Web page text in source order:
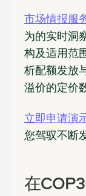
市场情报服
为的实时洞
构及适用范
析配额发放
溢价的定价
立即申请演
您驾驭不断
在